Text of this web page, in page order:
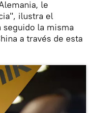
le
ilustra el
seguido la misma
a través de esta